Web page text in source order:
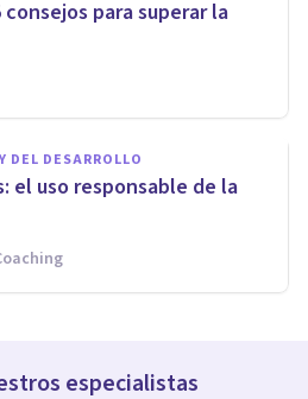
para superar la
DEL DESARROLLO
el uso responsable de la
especialistas